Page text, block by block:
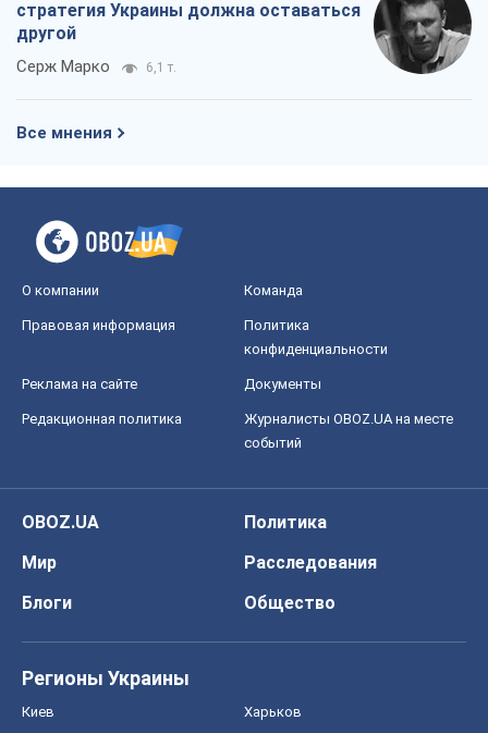
стратегия Украины должна оставаться
другой
Серж Марко 6,1 т.
Все мнения
О компании Команда
Правовая информация
Политика
конфиденциальности
Реклама на сайте Документы
Редакционная политика
Журналисты OBOZ.UA на месте
событий
OBOZ.UA
Политика
Мир
Расследования
Блоги
Общество
Регионы Украины
Киев Харьков